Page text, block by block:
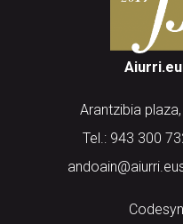
Arantzibia
Tel.: 943 300